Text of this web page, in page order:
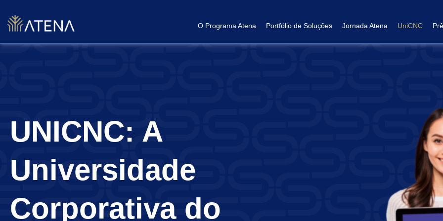
para
conteúdo
O Programa Atena Portfólio de Soluções Jornada Atena UniCNC
UNICNC: A
Universidade
Corporativa do